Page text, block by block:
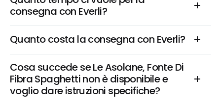
consegna con Everli?
Quanto costa la consegna con Everli?
Cosa succede se Le Asolane, Fonte Di
Fibra Spaghetti non è disponibile e
voglio dare istruzioni specifiche?